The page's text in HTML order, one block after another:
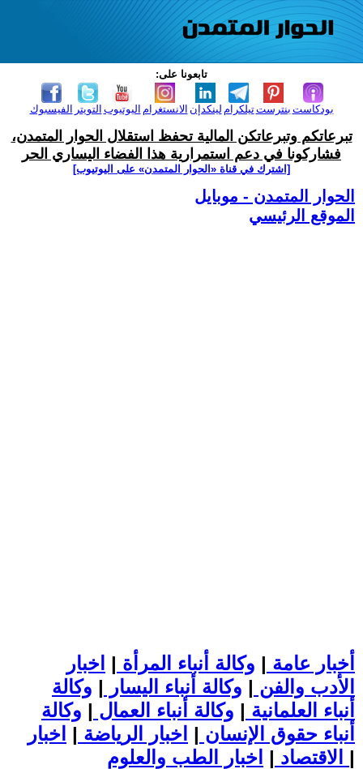
تابعونا على:
الفيسبوك التويتر اليوتيوب الانستغرام لينكدإن تيلكرامبنترست بودكاست
تبرعاتكم وتبرعاتكن المالية تحفظ استقلال الحوار المتمدن،
فشاركونا في دعم استمرارية هذا الفضاء اليساري الحر
[اشترك في قناة ‫«الحوار المتمدن» على اليوتيوب]
الحوار المتمدن - موبايل
الموقع الرئيسي
أخبار عامة | وكالة أنباء المرأة | اخبار
الأدب والفن | وكالة أنباء اليسار | وكالة
أنباء العلمانية | وكالة أنباء العمال | وكالة
أنباء حقوق الإنسان | اخبار الرياضة | اخبار
الاقتصاد | |